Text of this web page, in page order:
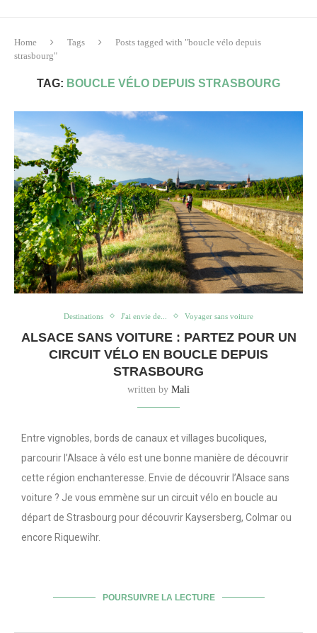
Home Tags
Posts tagged with "boucle vélo depuis
strasbourg"
TAG: BOUCLE VÉLO DEPUIS STRASBOURG
Destinations J'ai envie de... Voyager sans voiture
ALSACE SANS VOITURE : PARTEZ POUR UN
CIRCUIT VÉLO EN BOUCLE DEPUIS
STRASBOURG
written by Mali
Entre vignobles, bords de canaux et villages bucoliques,
parcourir l’Alsace à vélo est une bonne manière de découvrir
cette région enchanteresse. Envie de découvrir l’Alsace sans
voiture ? Je vous emmène sur un circuit vélo en boucle au
départ de Strasbourg pour découvrir Kaysersberg, Colmar ou
encore Riquewihr.
POURSUIVRE LA LECTURE